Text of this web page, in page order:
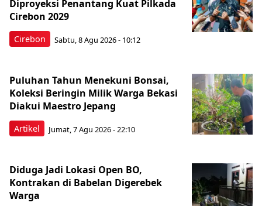
Cirebon
Diproyeksi Penantang Kuat Pilkada
Cirebon 2029
Sabtu, 8 Agu 2026 - 10:12
Artikel
Puluhan Tahun Menekuni Bonsai,
Koleksi Beringin Milik Warga Bekasi
Diakui Maestro Jepang
Jumat, 7 Agu 2026 - 22:10
Diduga Jadi Lokasi Open BO,
Kontrakan di Babelan Digerebek
Warga